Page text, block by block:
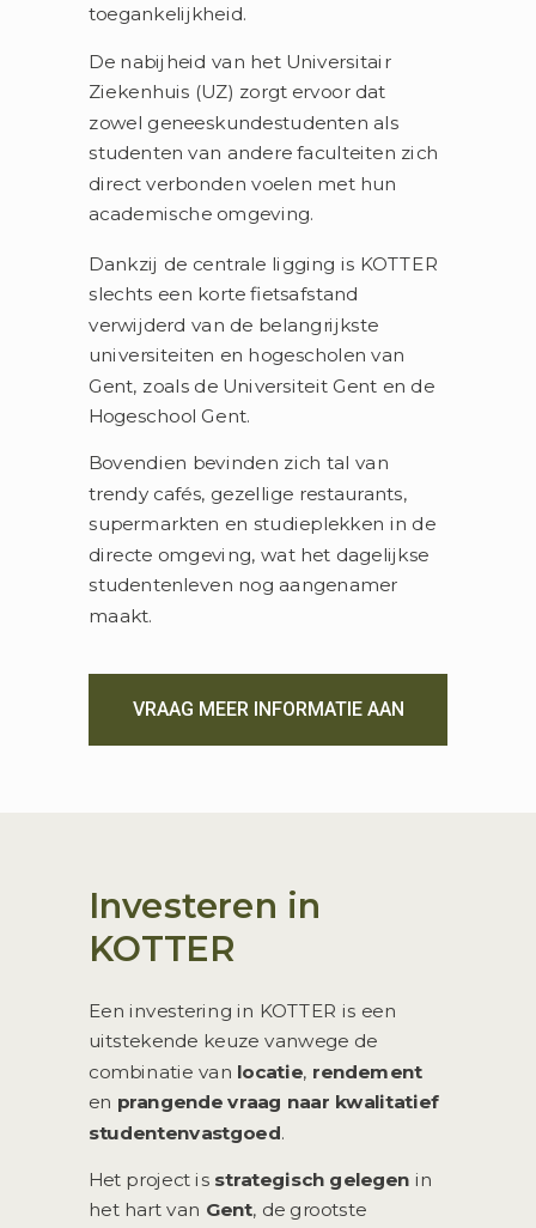
toegankelijkheid.
De nabijheid van het Universitair
Ziekenhuis (UZ) zorgt ervoor dat
zowel geneeskundestudenten als
studenten van andere faculteiten zich
direct verbonden voelen met hun
academische omgeving.
VRAAG MEER INFORMATIE AAN
Investeren in
KOTTER
Een investering in KOTTER is een
uitstekende keuze vanwege de
combinatie van locatie, rendement
en prangende vraag naar kwalitatief
studentenvastgoed.
Het project is strategisch gelegen in
het hart van Gent, de grootste
Dankzij de centrale ligging is KOTTER
slechts een korte fietsafstand
verwijderd van de belangrijkste
universiteiten en hogescholen van
Gent, zoals de Universiteit Gent en de
Hogeschool Gent.
Bovendien bevinden zich tal van
trendy cafés, gezellige restaurants,
supermarkten en studieplekken in de
directe omgeving, wat het dagelijkse
studentenleven nog aangenamer
maakt.